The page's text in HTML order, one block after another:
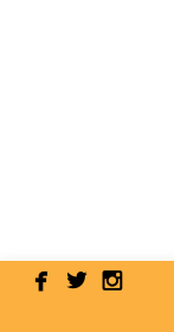
  